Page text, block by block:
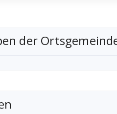
der